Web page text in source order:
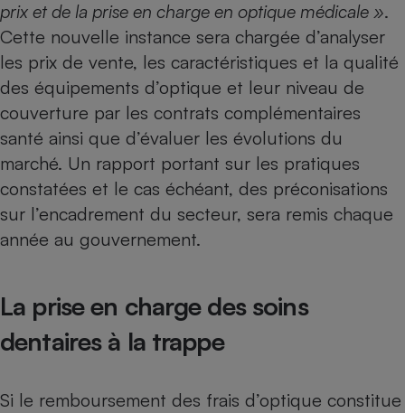
prix et de la prise en charge en optique médicale ».
Cette nouvelle instance sera chargée d’analyser
les prix de vente, les caractéristiques et la qualité
des équipements d’optique et leur niveau de
couverture par les contrats complémentaires
santé ainsi que d’évaluer les évolutions du
marché. Un rapport portant sur les pratiques
constatées et le cas échéant, des préconisations
sur l’encadrement du secteur, sera remis chaque
année au gouvernement.
La prise en charge des soins
dentaires à la trappe
Si le remboursement des frais d’optique constitue